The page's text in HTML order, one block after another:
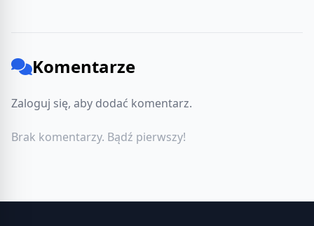
Komentarze
Zaloguj się, aby dodać komentarz.
Brak komentarzy. Bądź pierwszy!